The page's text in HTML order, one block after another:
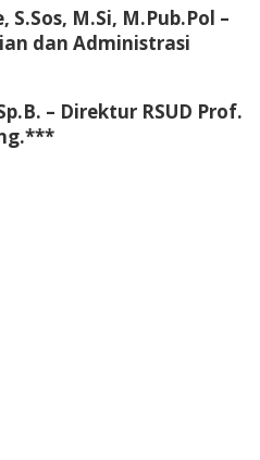
M.Si, M.Pub.Pol –
dan Administrasi
– Direktur RSUD Prof.